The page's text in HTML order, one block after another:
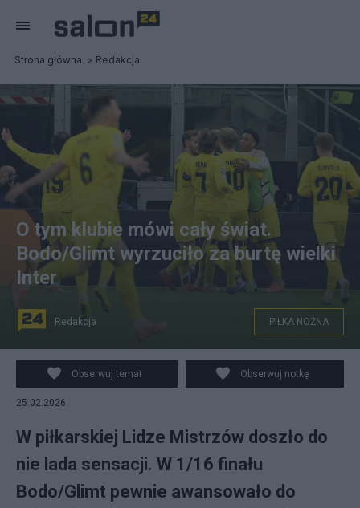
Strona główna Redakcja
O tym klubie mówi cały świat.
Bodo/Glimt wyrzuciło za burtę wielki
Inter
Redakcja PIŁKA NOŻNA
Obserwuj temat Obserwuj notkę
25.02.2026
W piłkarskiej Lidze Mistrzów doszło do
nie lada sensacji. W 1/16 finału
Bodo/Glimt pewnie awansowało do